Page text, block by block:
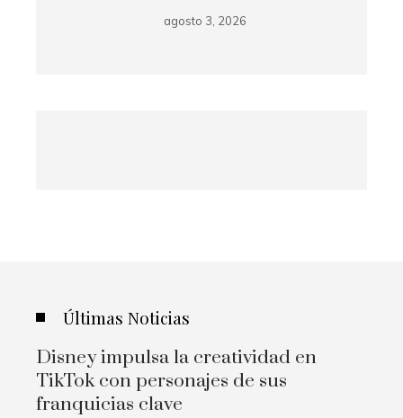
agosto 3, 2026
Últimas Noticias
Disney impulsa la creatividad en
TikTok con personajes de sus
franquicias clave